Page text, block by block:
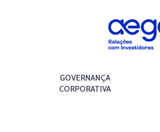
GOVERNANÇA
CORPORATIVA